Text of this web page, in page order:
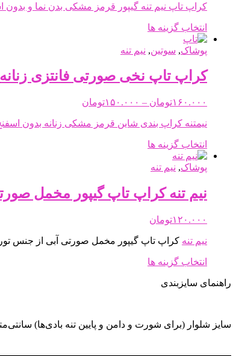
ممکن
در
صفحه
محصول
شوند
کراپ تاپ نیم تنه گیپور قرمز مشکی بدن نما و بدون
انتخاب گزینه ها
دارای
مختلفی
می
گزینه
ممکن
انتخاب
شوند
پوشاک, سوتین, نیم تنه
کراپ تاپ نخی صورتی فانتزی زنانه
۱۶۰.۰۰۰تومان – ۱۵۰.۰۰۰تومان
۱۵۰.۰۰۰تومان
نیمتنه کراپ بندی شاین قرمز مشکی زنانه بدون
انتخاب گزینه ها
مختلفی
می
ممکن
در
پوشاک, نیم تنه
نیم تنه کراپ تاپ گیپور مخمل
۱۲۰.۰۰۰تومان
نیم تنه کراپ تاپ گیپور مخمل صورتی آبی از جنس
انتخاب گزینه ها
باشد.
راهنمای سایزبندی
سایز شلوار (برای شورت و دامن و پایین تنه بادی‌ها)